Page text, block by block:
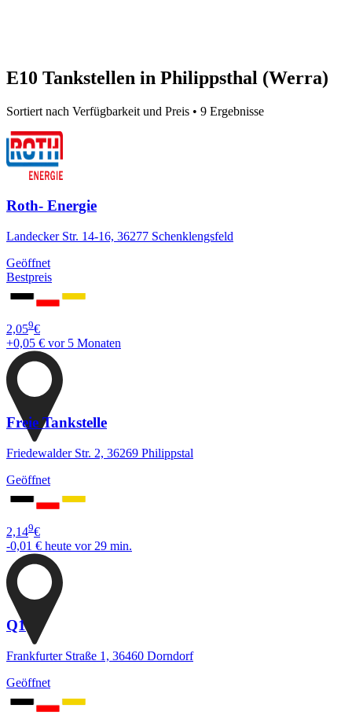
E10 Tankstellen in Philippsthal (Werra)
Sortiert nach Verfügbarkeit und Preis • 9 Ergebnisse
Roth- Energie
Landecker Str. 14-16, 36277 Schenklengsfeld
Geöffnet
Bestpreis
2,059€
+0,05 € vor 5 Monaten
Freie Tankstelle
Friedewalder Str. 2, 36269 Philippstal
Geöffnet
2,149€
-0,01 € heute vor 29 min.
Q1
Frankfurter Straße 1, 36460 Dorndorf
Geöffnet